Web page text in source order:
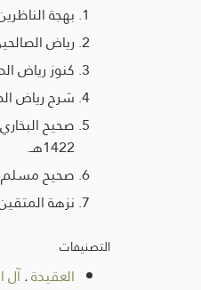
بهجة
رياض
كنوز رياض
شرح رياض
صحيح
1422هـ.
صحيح مسلم،
نزهة
التصنيفات
العقيدة.آل